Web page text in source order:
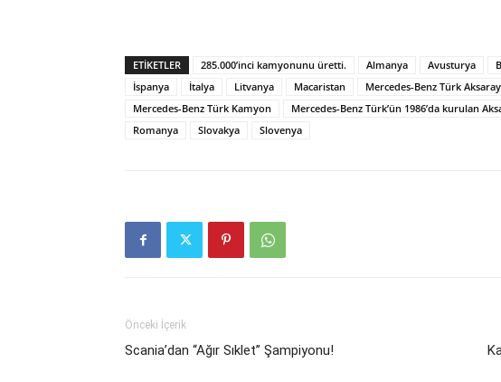
ETIKETLER 285.000’inci kamyonunu üretti. Almanya Avusturya
İspanya
İtalya Litvanya Macaristan
Mercedes-Benz Türk
Mercedes-Benz Türk Kamyon
Mercedes-Benz Türk’ün 1986’da kurulan
Romanya
Slovakya Slovenya
Önceki İçerik
Scania’dan “Ağır Sıklet” Şampiyonu!